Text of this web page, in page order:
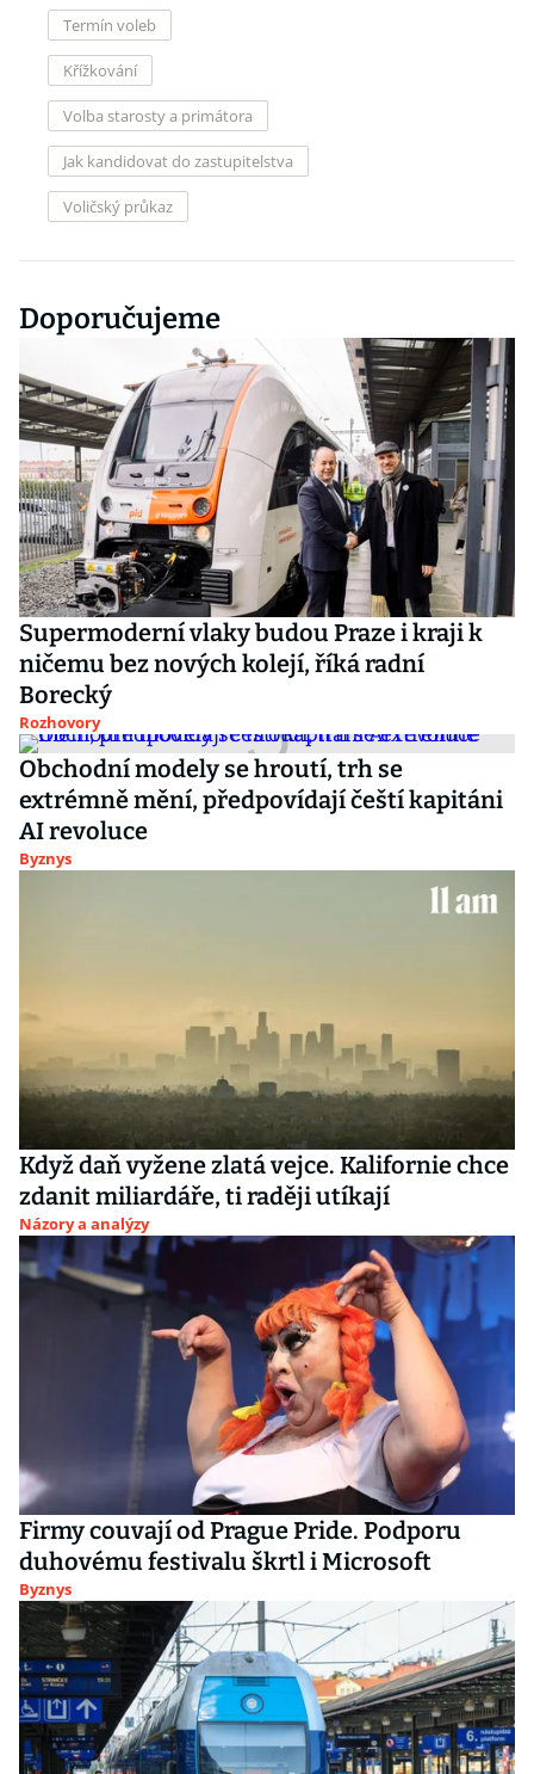
Termín voleb
Křížkování
Volba starosty a primátora
Jak kandidovat do zastupitelstva
Voličský průkaz
Doporučujeme
Supermoderní vlaky budou Praze i kraji k
ničemu bez nových kolejí, říká radní
Borecký
Rozhovory
Obchodní modely se hroutí, trh se
extrémně mění, předpovídají čeští kapitáni
AI revoluce
Byznys
Když daň vyžene zlatá vejce. Kalifornie chce
zdanit miliardáře, ti raději utíkají
Názory a analýzy
Firmy couvají od Prague Pride. Podporu
duhovému festivalu škrtl i Microsoft
Byznys